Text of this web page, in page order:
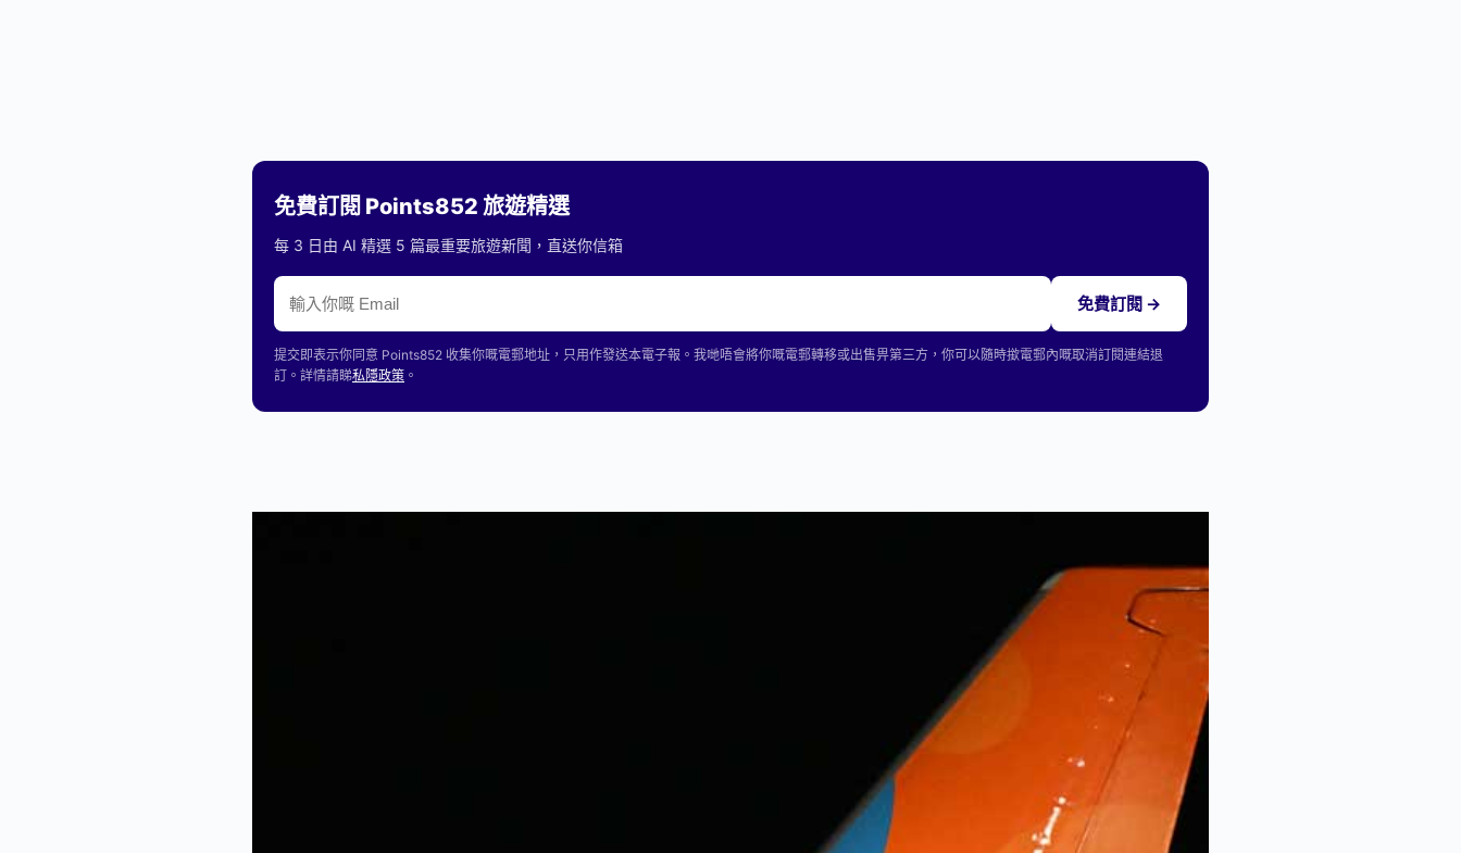
免費訂閱 Points852 旅遊精選
每 3 日由 AI 精選 5 篇最重要旅遊新聞，直送你信箱
免費訂閱 →
提交即表示你同意 Points852 收集你嘅電郵地址，只用作發送本電子報。我哋唔會將你嘅電郵轉移或出售畀第三方，你可以隨時撳電郵內嘅取消訂閱連結退
訂。詳情請睇私隱政策 。